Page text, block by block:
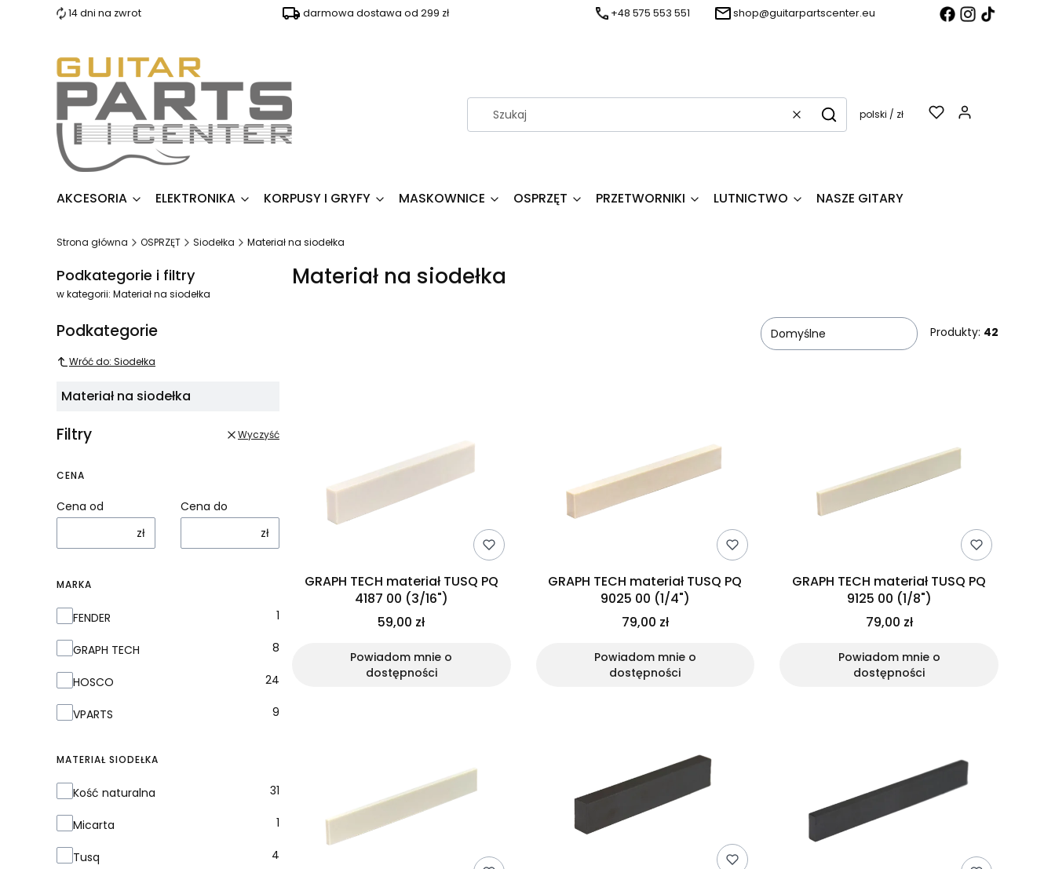
14 dni na zwrot darmowa dostawa od 299 zł +48 575 553 551 shop@guitarpartscenter.eu
WyczyśćSzukajpolski / zł
AKCESORIA ELEKTRONIKA KORPUSY I GRYFY MASKOWNICE OSPRZĘT PRZETWORNIKI LUTNICTWO NASZE GITARY
Strona główna OSPRZĘT Siodełka Materiał na siodełka
Podkategorie i filtry
w kategorii: Materiał na siodełka
Podkategorie
Wróć do: Siodełka
Materiał na siodełka
Filtry Wyczyść
CENA
Cena od
zł
Cena do
zł
MARKA
Marka
FENDER 1
GRAPH TECH 8
HOSCO 24
VPARTS 9
MATERIAŁ SIODEŁKA
Materiał siodełka
Kość naturalna 31
Micarta 1
Tusq 4
Materiał na siodełka
Domyślne Produkty: 42
GRAPH TECH materiał TUSQ PQ
4187 00 (3/16")
59,00 zł
Powiadom mnie o
dostępności
GRAPH TECH materiał TUSQ PQ
9025 00 (1/4")
79,00 zł
Powiadom mnie o
dostępności
GRAPH TECH materiał TUSQ PQ
9125 00 (1/8")
79,00 zł
Powiadom mnie o
dostępności